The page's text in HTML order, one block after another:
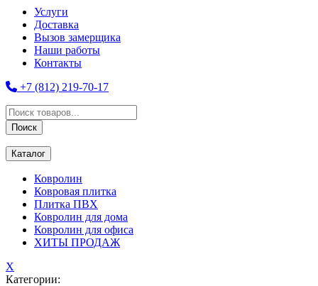
Услуги
Доставка
Вызов замерщика
Наши работы
Контакты
+7 (812) 219-70-17
Поиск
товаров
Поиск
Каталог
Ковролин
Ковровая плитка
Плитка ПВХ
Ковролин для дома
Ковролин для офиса
ХИТЫ ПРОДАЖ
X
Категории: